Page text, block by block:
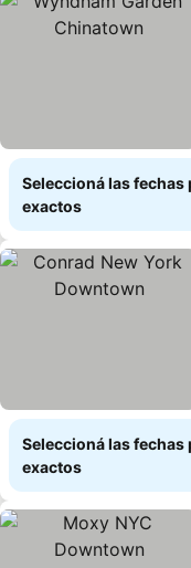
Seleccioná las
exactos
Seleccioná las
exactos